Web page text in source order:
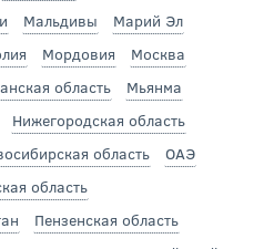
Мальдивы
Марий Эл
Мордовия
Москва
область
Мьянма
Нижегородская область
область
ОАЭ
область
Пензенская область